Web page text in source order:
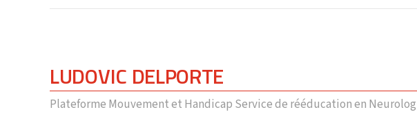
LUDOVIC DELPORTE
Plateforme Mouvement et Handicap Service de rééducation en